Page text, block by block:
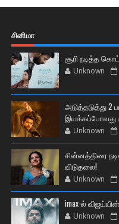
சினிமா
சூரி நடித்த
Unknown
அடுத்தடுத்து 2
இயக்கப்போவது
Unknown
சின்னத்திரை
விடுதலை!
Unknown
imax-ல்
Unknown